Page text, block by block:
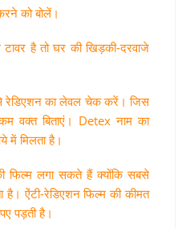
को बोलें।
है तो घर की खिड़की-दरवाजे
रेडिएशन का लेवल चेक करें। जिस
वक्त बिताएं। Detex नाम का
में मिलता है।
फिल्म लगा सकते हैं क्योंकि सबसे
है। ऐंटी-रेडिएशन फिल्म की कीमत
पड़ती है।